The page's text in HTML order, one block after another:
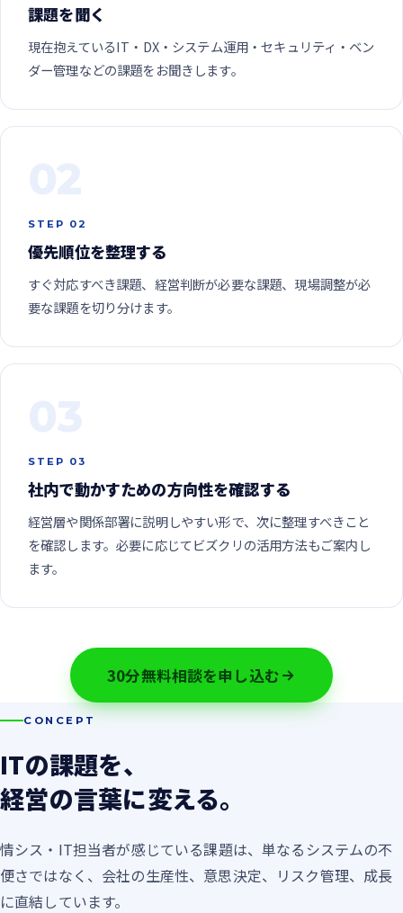
課題を聞く
現在抱えているIT・DX・システム運用・セキュリティ・ベン
ダー管理などの課題をお聞きします。
STEP 02
優先順位を整理する
すぐ対応すべき課題、経営判断が必要な課題、現場調整が必
要な課題を切り分けます。
STEP 03
社内で動かすための方向性を確認する
経営層や関係部署に説明しやすい形で、次に整理すべきこと
を確認します。必要に応じてビズクリの活用方法もご案内し
ます。
30分無料相談を申し込む
CONCEPT
ITの課題を、
経営の言葉に変える。
情シス・IT担当者が感じている課題は、単なるシステムの不
便さではなく、会社の生産性、意思決定、リスク管理、成長
に直結しています。